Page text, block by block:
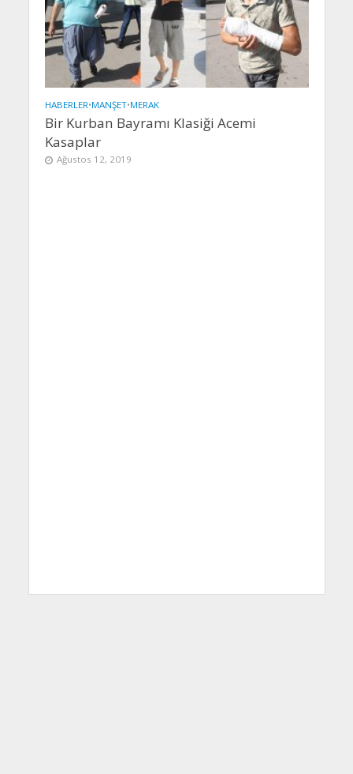
HABERLER•MANŞET•MERAK
Bir Kurban Bayramı Klasiği Acemi
Kasaplar
Ağustos 12, 2019